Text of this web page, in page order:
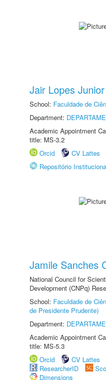
Jair Lopes Junior
School: Faculdade de
Department:
Academic Appointment
title: MS-3.2
Orcid
CV Lattes
Repositório
Jamile Sanches
National Council for
Development (CNPq)
School: Faculdade de
de Presidente Prudente)
Department:
Academic Appointment
title: MS-5.3
Orcid
CV Lattes
ResearcherID
Dimensions